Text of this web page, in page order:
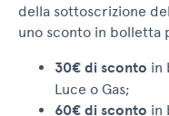
della sottoscrizione
uno sconto in bolletta
30€ di sconto in
Luce o Gas;
60€ di sconto in